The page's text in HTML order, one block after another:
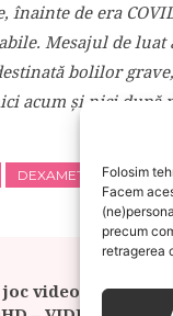
Folosim
Facem
precum
retragerea
înainte de era
Mesajul de luat
bolilor
acum și nici după
DEXAMETAZONA
video